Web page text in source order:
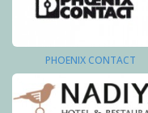
PHOENIX CONTACT